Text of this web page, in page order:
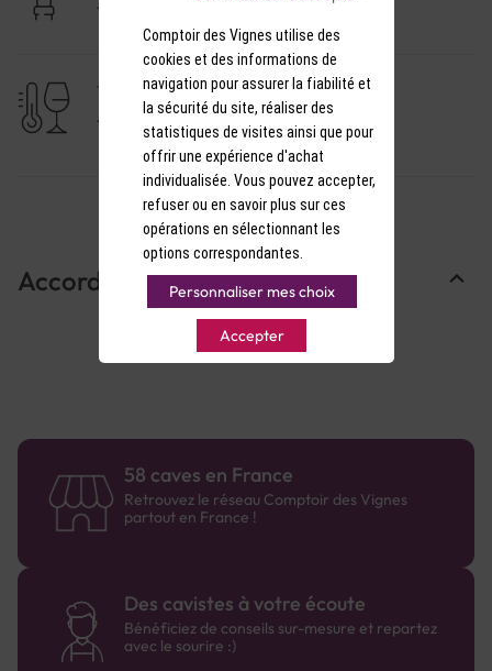
10 à 20 ans
TEMPÉRATURE DE SERVICE
17-18°C
Accords Mets & Vins
58 caves en France
Retrouvez le réseau Comptoir des Vignes
partout en France !
Des cavistes à votre écoute
Bénéficiez de conseils sur-mesure et repartez
avec le sourire :)
Comptoir des Vignes utilise des
cookies et des informations de
navigation pour assurer la fiabilité et
la sécurité du site, réaliser des
statistiques de visites ainsi que pour
offrir une expérience d'achat
individualisée. Vous pouvez accepter,
refuser ou en savoir plus sur ces
opérations en sélectionnant les
options correspondantes.
Personnaliser mes choix
Accepter